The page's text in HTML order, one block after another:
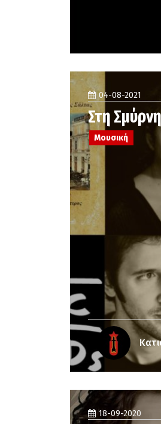
04-08-2021
Στη
Μουσική
18-09-2020